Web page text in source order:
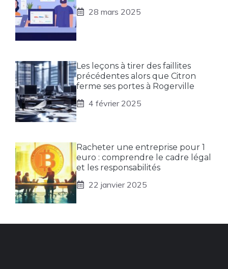
28 mars 2025
Les leçons à tirer des faillites
précédentes alors que Citron
ferme ses portes à Rogerville
4 février 2025
Racheter une entreprise pour 1
euro : comprendre le cadre légal
et les responsabilités
22 janvier 2025